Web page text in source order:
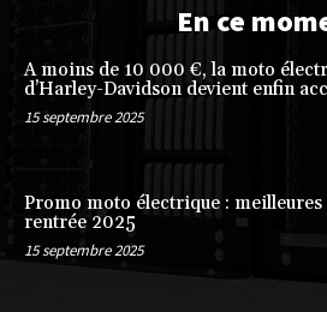
En ce
A moins de 10 000 €, la moto
d’Harley-Davidson devient enfin
15 septembre 2025
Promo moto électrique :
rentrée 2025
15 septembre 2025